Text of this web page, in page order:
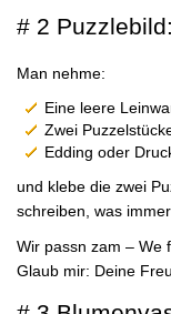
# 2
Man nehme:
Eine leere
Zwei
Edding oder
und klebe die zwei
schreiben, was
Wir passn zam – We
Glaub mir: Deine